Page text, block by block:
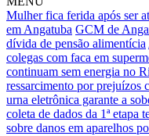
Mulher fica ferida após ser
em Angatuba GCM de
dívida de pensão alimentícia
colegas com faca em
continuam sem energia no
ressarcimento por prejuízos
urna eletrônica garante a
coleta de dados da 1ª etapa
sobre danos em aparelhos